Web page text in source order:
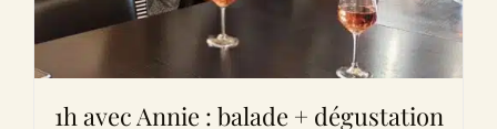
1h avec Annie : balade + dégustation